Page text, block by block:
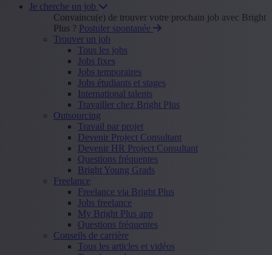
Je cherche un job
Convaincu(e) de trouver votre prochain job avec Bright
Plus ? Postuler spontanée
Trouver un job
Tous les jobs
Jobs fixes
Jobs temporaires
Jobs étudiants et stages
International talents
Travailler chez Bright Plus
Outsourcing
Travail par projet
Devenir Project Consultant
Devenir HR Project Consultant
Questions fréquentes
Bright Young Grads
Freelance
Freelance via Bright Plus
Jobs freelance
My Bright Plus app
Questions fréquentes
Conseils de carrière
Tous les articles et vidéos